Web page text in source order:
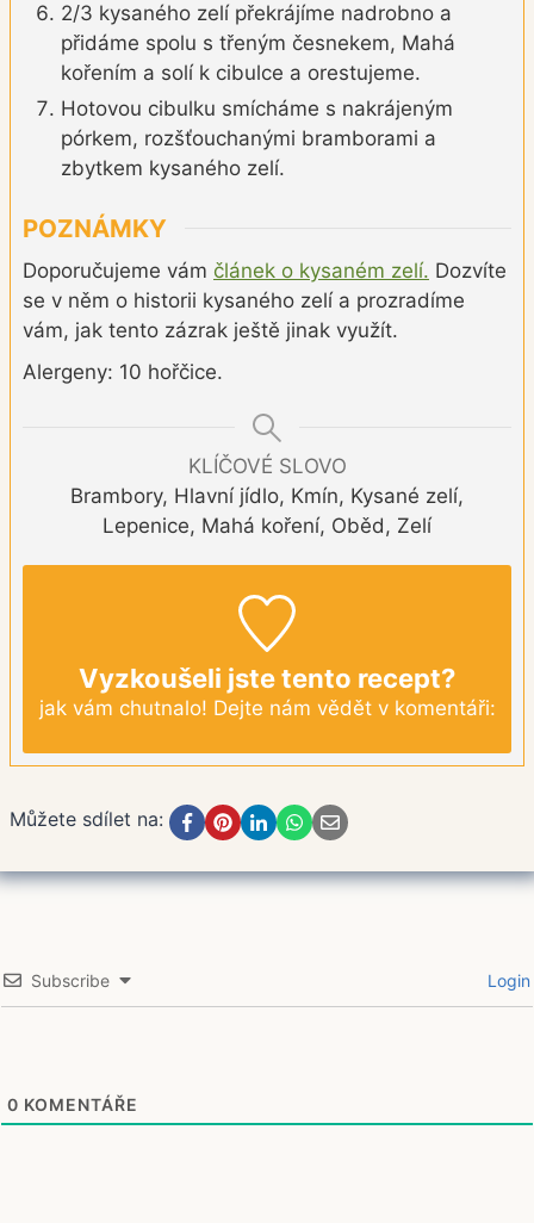
2/3 kysaného zelí překrájíme nadrobno a
přidáme spolu s třeným česnekem, Mahá
kořením a solí k cibulce a orestujeme.
Hotovou cibulku smícháme s nakrájeným
pórkem, rozšťouchanými bramborami a
zbytkem kysaného zelí.
POZNÁMKY
Doporučujeme vám článek o kysaném zelí. Dozvíte
se v něm o historii kysaného zelí a prozradíme
vám, jak tento zázrak ještě jinak využít.
Alergeny: 10 hořčice.
KLÍČOVÉ SLOVO
Brambory, Hlavní jídlo, Kmín, Kysané zelí,
Lepenice, Mahá koření, Oběd, Zelí
Vyzkoušeli jste tento recept?
jak vám chutnalo! Dejte nám vědět v komentáři:
Můžete sdílet na:
Subscribe Login
0 KOMENTÁŘE